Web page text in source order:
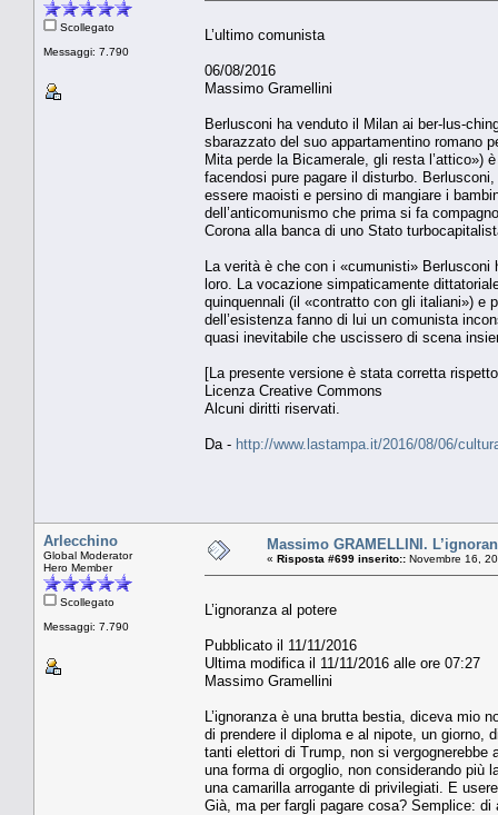
Scollegato
Messaggi: 7.790
L’ultimo comunista
06/08/2016
Massimo Gramellini
Berlusconi ha venduto il Milan ai ber-lus-
sbarazzato del suo appartamentino romano
Mita perde la Bicamerale, gli resta l’attico»)
facendosi pure pagare il disturbo.
essere maoisti e persino di mangiare i
dell’anticomunismo che prima si fa
Corona alla banca di uno Stato
La verità è che con i «cumunisti»
loro. La vocazione simpaticamente
quinquennali (il «contratto con gli italiani») e
dell’esistenza fanno di lui un comunista
quasi inevitabile che uscissero di scena
[La presente versione è stata corretta
Licenza Creative Commons
Alcuni diritti riservati.
Da - http://www.lastampa.it/2016/08/06/
Arlecchino
Global Moderator
Hero Member
Scollegato
Messaggi: 7.790
Massimo GRAMELLINI.
« Risposta #699 inserito:: Novembre 16,
L’ignoranza al potere
Pubblicato il 11/11/2016
Ultima modifica il 11/11/2016 alle ore 07:27
Massimo Gramellini
L’ignoranza è una brutta bestia, diceva mio
di prendere il diploma e al nipote, un giorno,
tanti elettori di Trump, non si
una forma di orgoglio, non considerando
una camarilla arrogante di privilegiati. E
Già, ma per fargli pagare cosa? Semplice: